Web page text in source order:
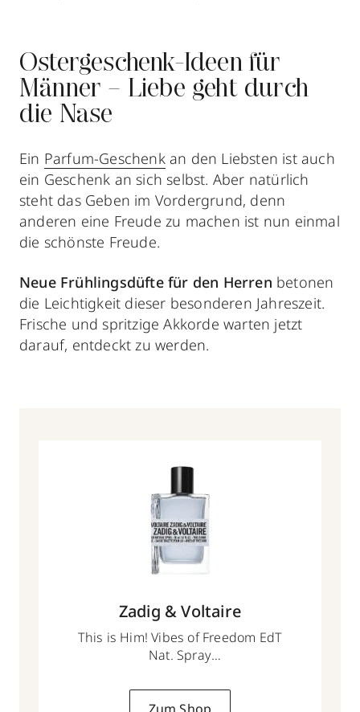
Ostergeschenk-Ideen für
Männer – Liebe geht durch
die Nase
Ein Parfum-Geschenkan den Liebsten ist auch
ein Geschenk an sich selbst. Aber natürlich
steht das Geben im Vordergrund, denn
anderen eine Freude zu machen ist nun einmal
die schönste Freude.
Neue Frühlingsdüfte für den Herren betonen
die Leichtigkeit dieser besonderen Jahreszeit.
Frische und spritzige Akkorde warten jetzt
darauf, entdeckt zu werden.
Zadig & Voltaire
This is Him! Vibes of Freedom EdT
Nat. Spray